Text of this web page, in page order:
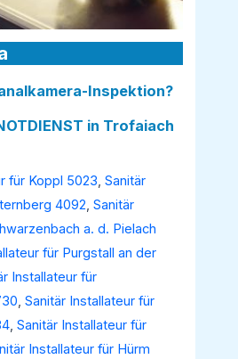
Inspektion?
in Trofaiach
für Koppl 5023,Sanitär
4092,Sanitär
a. d. Pielach
für Purgstall an der
Installateur für
,Sanitär Installateur für
,Sanitär Installateur für
Installateur für Hürm